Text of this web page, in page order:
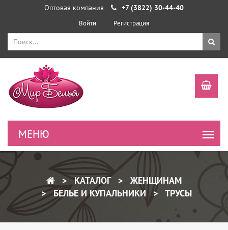
Оптовая компания +7 (3822) 30-44-40
Войти Регистрация
КАТАЛОГ
ЖЕНЩИНАМ
БЕЛЬЕ И КУПАЛЬНИКИ
ТРУСЫ